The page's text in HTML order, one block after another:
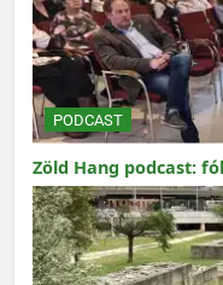
PODCAST
Zöld Hang podcast: